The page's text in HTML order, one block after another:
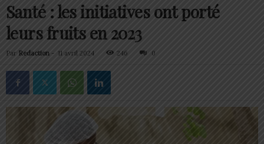
Santé : les initiatives ont porté
leurs fruits en 2023
Par Redaction - 11 avril 2024 246 0